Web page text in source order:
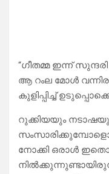
“ഗീതമ്മ ഇന്ന്
ആ റംല മോൾ
കുളിപ്പിച്ച്
റുക്കിയയും
നോക്കി ഒരാൾ